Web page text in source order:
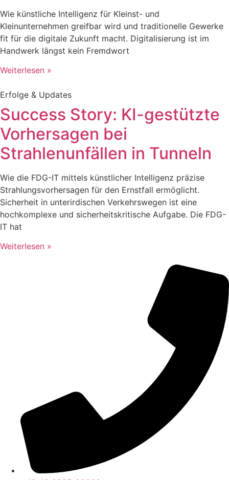
Wie künstliche Intelligenz für Kleinst- und
Kleinunternehmen greifbar wird und traditionelle Gewerke
fit für die digitale Zukunft macht. Digitalisierung ist im
Handwerk längst kein Fremdwort
Weiterlesen »
Erfolge & Updates
Success Story: KI-gestützte
Vorhersagen bei
Strahlenunfällen in Tunneln
Wie die FDG-IT mittels künstlicher Intelligenz präzise
Strahlungsvorhersagen für den Ernstfall ermöglicht.
Sicherheit in unterirdischen Verkehrswegen ist eine
hochkomplexe und sicherheitskritische Aufgabe. Die FDG-
IT hat
Weiterlesen »